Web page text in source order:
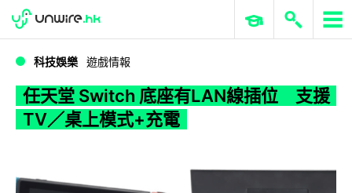
WWDC 2026 ERP 與商業 AI
科技娛樂 遊戲情報
任天堂 Switch 底座有LAN線插位 支援
TV／桌上模式+充電